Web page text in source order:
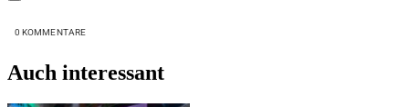
0 KOMMENTARE
Auch interessant